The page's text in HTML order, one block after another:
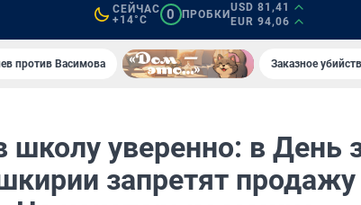
СЕЙЧАС
+14°C
0 ПРОБКИ
USD 81,41
EUR 94,06
против Васимова Заказное
школу уверенно: в День
запретят продажу